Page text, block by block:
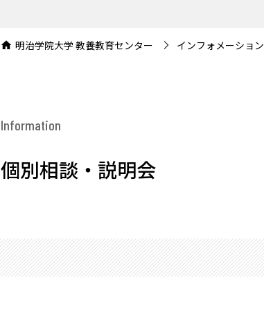
明治学院大学 教養教育センター インフォメーション
Information
個別相談・説明会